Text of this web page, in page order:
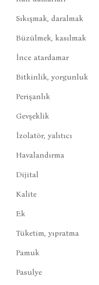
Sıkışmak, daralmak
Büzülmek, kasılmak
İnce atardamar
Bitkinlik, yorgunluk
Perişanlık
Gevşeklik
İzolatör, yalıtıcı
Havalandırma
Dijital
Kalite
Ek
Tüketim, yıpratma
Pamuk
Fasulye